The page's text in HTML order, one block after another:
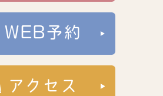
WEB予約
アクセス